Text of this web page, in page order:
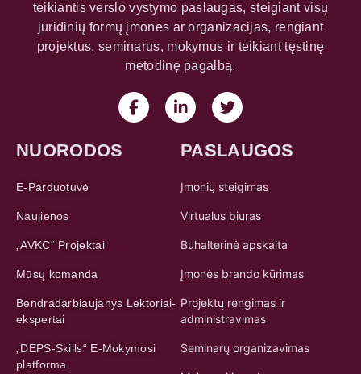
teikiantis verslo vystymo paslaugas, steigiant visų
juridinių formų įmones ar organizacijas, rengiant
projektus, seminarus, mokymus ir teikiant tęstinę
metodinę pagalbą.
NUORODOS
E-Parduotuvė
Naujienos
„AVKC“ Projektai
Mūsų komanda
Bendradarbiaujanys Lektoriai-
ekspertai
„DEPS-Skills“ E-Mokymosi
platforma
PASLAUGOS
Įmonių steigimas
Virtualus biuras
Buhalterinė apskaita
Įmonės brando kūrimas
Projektų rengimas ir
administravimas
Seminarų organizavimas